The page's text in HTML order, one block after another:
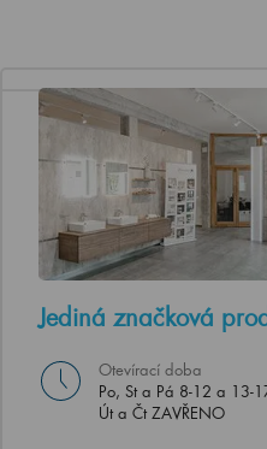
Jediná značková
Otevírací doba
Po, St a Pá 8-12 a 13-
Út a Čt ZAVŘENO